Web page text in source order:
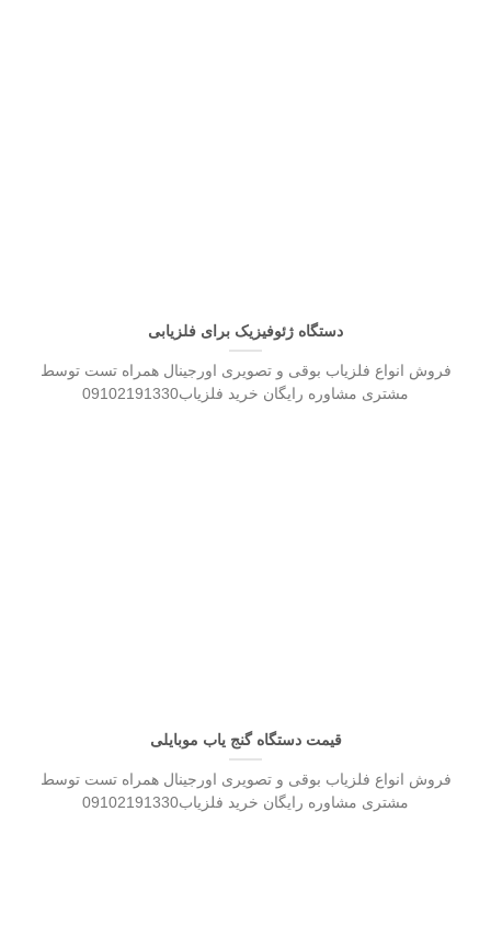
دستگاه ژئوفیزیک برای فلزیابی
فروش انواع فلزیاب بوقی و تصویری اورجینال همراه تست توسط
مشتری مشاوره رایگان خرید فلزیاب09102191330
قیمت دستگاه گنج یاب موبایلی
فروش انواع فلزیاب بوقی و تصویری اورجینال همراه تست توسط
مشتری مشاوره رایگان خرید فلزیاب09102191330